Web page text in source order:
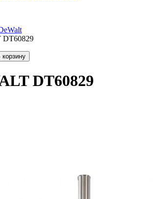
DT60829
корзину
DT60829